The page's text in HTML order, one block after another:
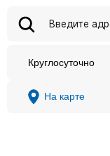
Круглосуточно
На карте